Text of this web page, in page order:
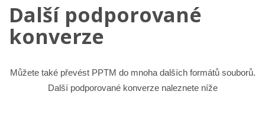
Další podporované
konverze
Můžete také převést PPTM do mnoha dalších formátů souborů.
Další podporované konverze naleznete níže